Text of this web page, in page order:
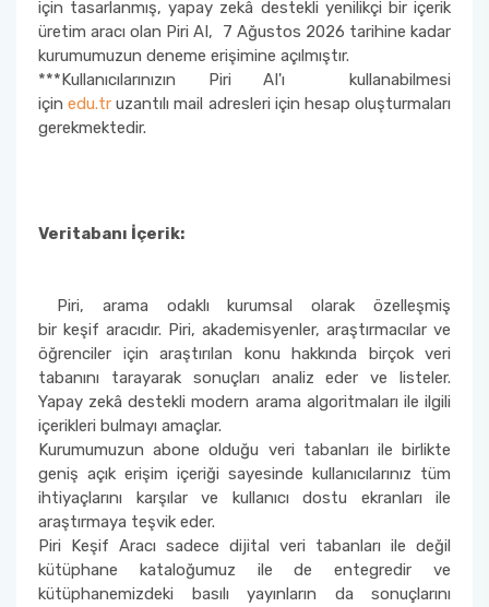
için tasarlanmış, yapay zekâ destekli yenilikçi bir içerik
üretim aracı olan Piri AI, 7 Ağustos 2026 tarihine kadar
kurumumuzun deneme erişimine açılmıştır.
***Kullanıcılarınızın Piri AI'ı kullanabilmesi
içinedu.tr uzantılı mail adresleri için hesap oluşturmaları
gerekmektedir.
Veritabanı İçerik:
Piri, arama odaklı kurumsal olarak özelleşmiş
bir keşif aracıdır. Piri, akademisyenler, araştırmacılar ve
öğrenciler için araştırılan konu hakkında birçok veri
tabanını tarayarak sonuçları analiz eder ve listeler.
Yapay zekâ destekli modern arama algoritmaları ile ilgili
içerikleri bulmayı amaçlar.
Kurumumuzun abone olduğu veri tabanları ile birlikte
geniş açık erişim içeriği sayesinde kullanıcılarınız tüm
ihtiyaçlarını karşılar ve kullanıcı dostu ekranları ile
araştırmaya teşvik eder.
Piri Keşif Aracı sadece dijital veri tabanları ile değil
kütüphane kataloğumuz ile de entegredir ve
kütüphanemizdeki basılı yayınların da sonuçlarını
Kurumsal Açık Erişim
Veri Tabanları Tarama (EDS)
Hizmet Standartları
İç Kontrol Standartları